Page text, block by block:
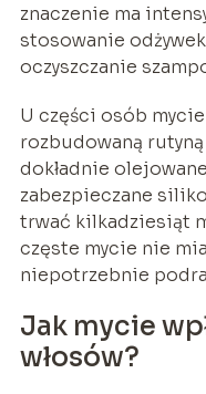
znaczenie ma
stosowanie
oczyszczanie
U części osób
rozbudowaną rutyną
dokładnie
zabezpieczane
trwać kilkadziesiąt
częste mycie nie
niepotrzebnie
Jak mycie
włosów?